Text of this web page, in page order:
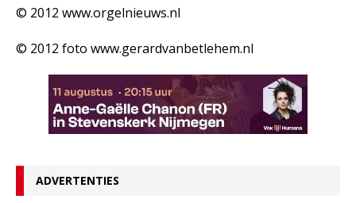
© 2012 www.orgelnieuws.nl
© 2012 foto www.gerardvanbetlehem.nl
ADVERTENTIES